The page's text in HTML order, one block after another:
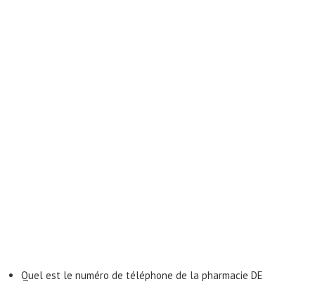
Quel est le numéro de téléphone de la pharmacie DE